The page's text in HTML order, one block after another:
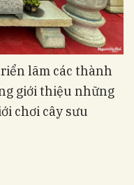
lãm các thành
giới thiệu những
chơi cây sưu